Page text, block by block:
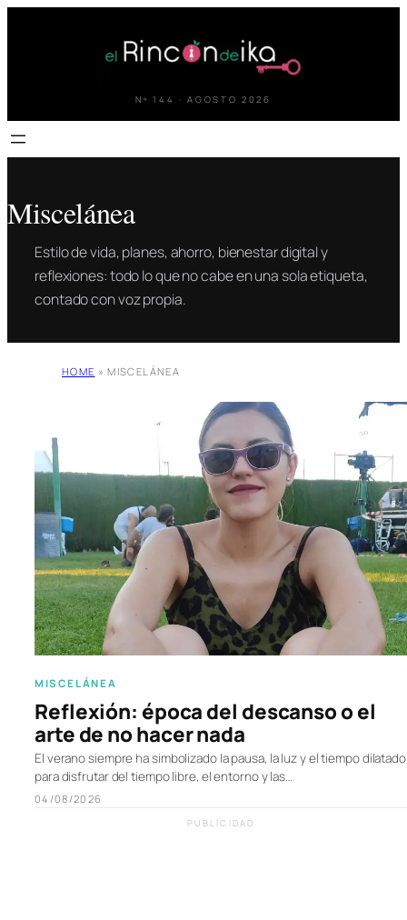
Nº 144 · AGOSTO 2026
Miscelánea
Estilo de vida, planes, ahorro, bienestar digital y
reflexiones: todo lo que no cabe en una sola etiqueta,
contado con voz propia.
HOME » MISCELÁNEA
MISCELÁNEA
Reflexión: época del descanso o el
arte de no hacer nada
El verano siempre ha simbolizado la pausa, la luz y el tiempo dilatado
para disfrutar del tiempo libre, el entorno y las…
04/08/2026
PUBLICIDAD